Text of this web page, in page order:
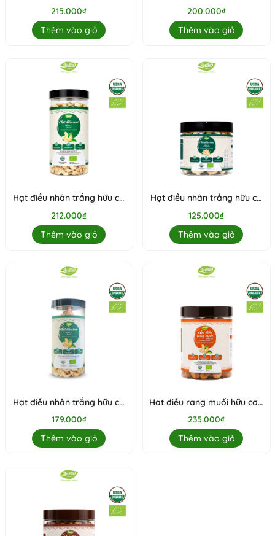
215.000₫
Thêm vào giỏ
tròn)
200.000₫
Thêm vào giỏ
Hạt điều nhân trắng hữu cơ
212.000₫
Thêm vào giỏ
Hạt điều nhân trắng hữu cơ
125.000₫
Thêm vào giỏ
Hạt điều nhân trắng hữu cơ
WS hạt vỡ 500g
179.000₫
Thêm vào giỏ
Hạt điều rang muối hữu cơ -
không vỏ lụa 300gr
235.000₫
Thêm vào giỏ